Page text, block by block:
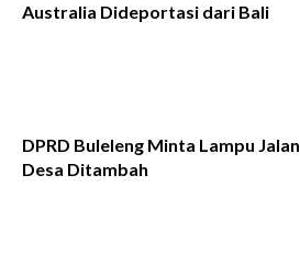
Australia Dideportasi dari Bali
DPRD Buleleng Minta Lampu Jalan
Desa Ditambah